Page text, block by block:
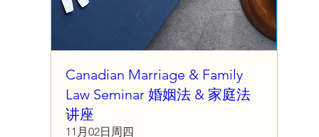
Canadian Marriage & Family
Law Seminar 婚姻法 & 家庭法
讲座
11月02日周四